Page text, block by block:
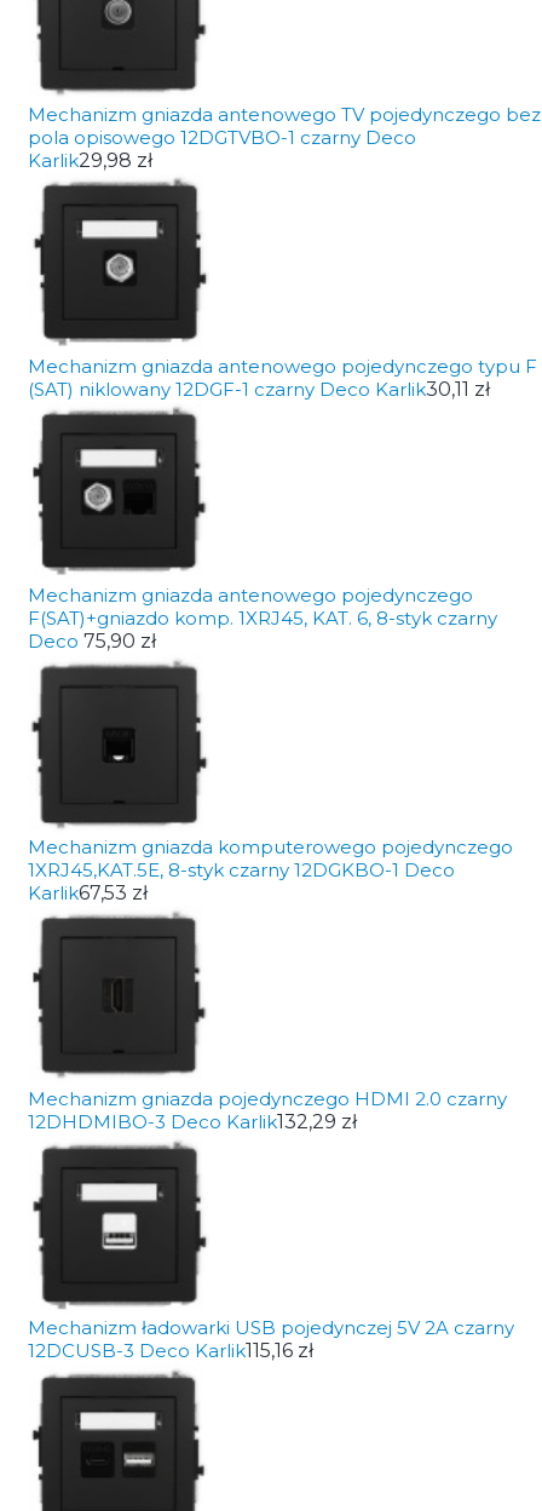
Mechanizm gniazda antenowego TV pojedynczego bez
pola opisowego 12DGTVBO-1 czarny Deco
Karlik29,98 zł
Mechanizm gniazda antenowego pojedynczego typu F
(SAT) niklowany 12DGF-1 czarny Deco Karlik30,11 zł
Mechanizm gniazda antenowego pojedynczego
F(SAT)+gniazdo komp. 1XRJ45, KAT. 6, 8-styk czarny
Deco 75,90 zł
Mechanizm gniazda komputerowego pojedynczego
1XRJ45,KAT.5E, 8-styk czarny 12DGKBO-1 Deco
Karlik67,53 zł
Mechanizm gniazda pojedynczego HDMI 2.0 czarny
12DHDMIBO-3 Deco Karlik132,29 zł
Mechanizm ładowarki USB pojedynczej 5V 2A czarny
12DCUSB-3 Deco Karlik115,16 zł